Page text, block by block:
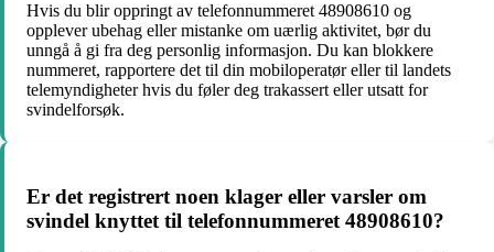
Hvis du blir oppringt av telefonnummeret 48908610 og
opplever ubehag eller mistanke om uærlig aktivitet, bør du
unngå å gi fra deg personlig informasjon. Du kan blokkere
nummeret, rapportere det til din mobiloperatør eller til landets
telemyndigheter hvis du føler deg trakassert eller utsatt for
svindelforsøk.
Er det registrert noen klager eller varsler om
svindel knyttet til telefonnummeret 48908610?